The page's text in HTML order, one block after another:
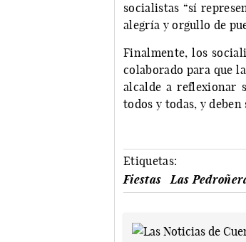
socialistas “sí
alegría y orgullo de
Finalmente, los
colaborado para que
alcalde a reflexionar
todos y todas, y
Etiquetas:
Fiestas
Las